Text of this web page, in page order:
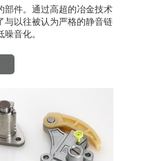
部件。通过高超的冶金技术
与以往被认为严格的静音链
音化。